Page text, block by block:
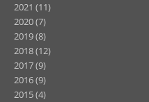
2021 (11)
2020(7)
2019(8)
2018(12)
2017(9)
2016(9)
2015(4)